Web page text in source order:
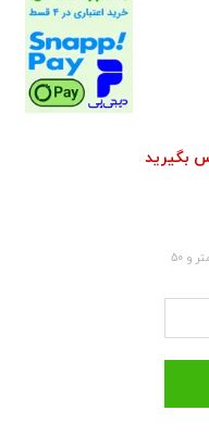
بگیرید
مقدار را برحسب متر وارد نمایید. (مثال: مقدار 1.5 >> یعنی 1 متر و 50